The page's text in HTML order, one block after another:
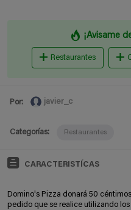
¡Avisame
Restaurantes
Por: javier_c
Categorías: Restaurantes
CARACTERISTÍCAS
Domino's Pizza donará 50
pedido que se realice utilizando